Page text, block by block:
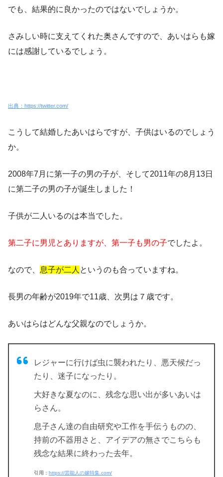
でも、結果的に良かったのではないでしょうか。
さみしい時に支えてくれた奥さんですので、あいはらも嫁
には感謝しているでしょう。
出典：https://twitter.com/
こうして結婚したあいはらですが、子供はいるのでしょう
か。
2008年7月に第一子の男の子が、そして2011年の8月13日
に第二子の男の子が誕生しました！
子供が二人いるのは本当でした。
第二子に男児とありますが、第一子も男の子でしたよ。
なので、 息子が二人 というのも合っていますね。
長男の年齢が2019年で11歳、次男は７歳です。
あいはらはどんな父親なのでしょうか。
レジャーに行けば虫に襲われたり、悪天候だっ
たり、迷子になったり。
大好きな夏なのに、残念な思い出が多いあいは
らさん。
息子さん達の自由研究や工作を手伝うものの、
持前の不器用さと、アイデアの無さでこちらも
残念な結果に終わった去年。
引用： https://芸能人の嫁特集.com/